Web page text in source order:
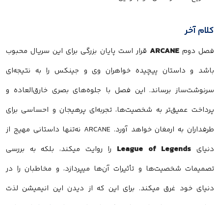
کلام آخر
فصل دومARCANE قرار است پایان بزرگی برای این سریال محبوب
باشد و داستان پیچیده خواهران وی و جینکس را به نتیجه‌ای
سرنوشت‌ساز برساند. این فصل با جلوه‌های بصری خارق‌العاده و
پرداخت عمیق‌تر به شخصیت‌ها، تجربه‌ای پرهیجان و احساسی برای
طرفداران به ارمغان خواهد آورد. ARCANE نه‌تنها داستانی مهیج از
دنیای League of Legends را روایت میکند، بلکه به بررسی
تصمیمات شخصیت‌ها و تأثیرات آن‌ها میپردازد، و مخاطبان را در
دنیای خود غرق میکند. برای این که از دیدن این انیمیشن لذت